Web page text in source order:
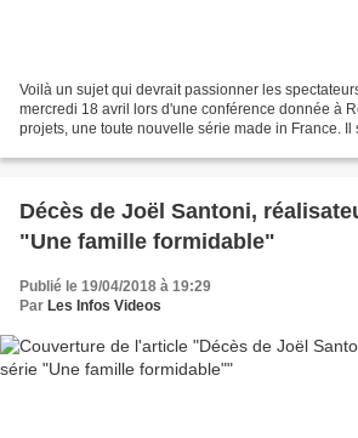
Voilà un sujet qui devrait passionner les
mercredi 18 avril lors d'une conférence donnée à
projets, une toute nouvelle série made in France. Il
Décès de Joël Santoni,
"Une famille formidable"
Publié le 19/04/2018 à 19:29
Par Les Infos Videos